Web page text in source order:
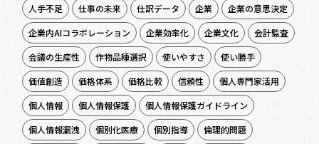
人手不足
仕事の未来 仕訳データ 企業
企業の意思決定
企業内AIコラボレーション
企業効率化 企業文化
会計監査
会議の生産性
作物品種選択 使いやすさ
使い勝手
価値創造
価格体系 価格比較 信頼性
個人専門家活用
個人情報
個人情報保護
個人情報保護ガイドライン
個人情報漏洩
個別化医療 個別指導
倫理的問題